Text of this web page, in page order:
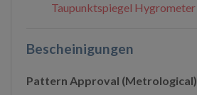
Taupunktspiegel Hygrometer
Bescheinigungen
Pattern Approval (Metrological)